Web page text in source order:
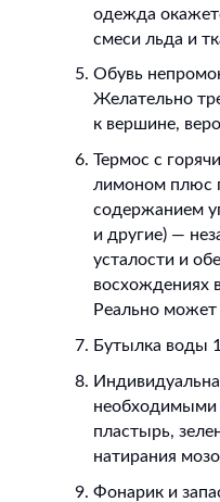
одежда
смеси льда и
Обувь
Желательно
к вершине,
Термос с
лимоном плюс
содержанием
и другие) —
усталости и
восхождениях
Реально
Бутылка воды
необходимыми
пластырь,
натирания
Фонарик и